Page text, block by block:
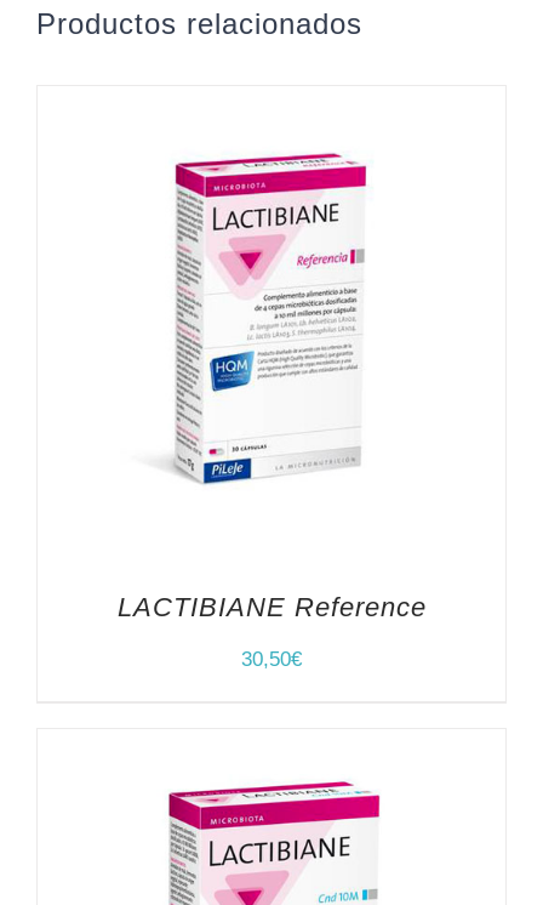
Productos relacionados
LACTIBIANE Reference
30,50€